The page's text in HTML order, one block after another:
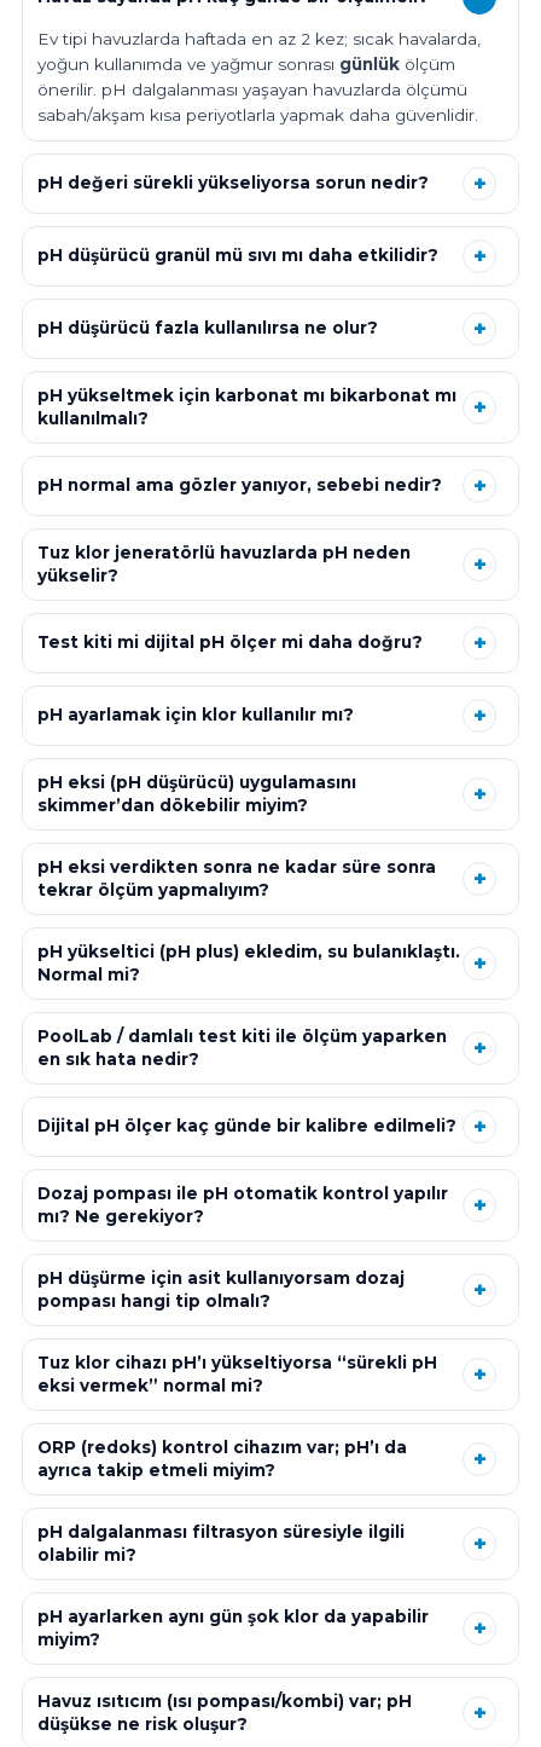
Ev tipi havuzlarda haftada en az 2 kez; sıcak havalarda,
yoğun kullanımda ve yağmur sonrası günlük ölçüm
önerilir. pH dalgalanması yaşayan havuzlarda ölçümü
sabah/akşam kısa periyotlarla yapmak daha güvenlidir.
pH değeri sürekli yükseliyorsa sorun nedir?
pH düşürücü granül mü sıvı mı daha etkilidir?
pH düşürücü fazla kullanılırsa ne olur?
pH yükseltmek için karbonat mı bikarbonat mı
kullanılmalı?
pH normal ama gözler yanıyor, sebebi nedir?
Tuz klor jeneratörlü havuzlarda pH neden
yükselir?
Test kiti mi dijital pH ölçer mi daha doğru?
pH ayarlamak için klor kullanılır mı?
pH eksi (pH düşürücü) uygulamasını
skimmer’dan dökebilir miyim?
pH eksi verdikten sonra ne kadar süre sonra
tekrar ölçüm yapmalıyım?
pH yükseltici (pH plus) ekledim, su bulanıklaştı.
Normal mi?
PoolLab / damlalı test kiti ile ölçüm yaparken
en sık hata nedir?
Dijital pH ölçer kaç günde bir kalibre edilmeli?
Dozaj pompası ile pH otomatik kontrol yapılır
mı? Ne gerekiyor?
pH düşürme için asit kullanıyorsam dozaj
pompası hangi tip olmalı?
Tuz klor cihazı pH’ı yükseltiyorsa “sürekli pH
eksi vermek” normal mi?
ORP (redoks) kontrol cihazım var; pH’ı da
ayrıca takip etmeli miyim?
pH dalgalanması filtrasyon süresiyle ilgili
olabilir mi?
pH ayarlarken aynı gün şok klor da yapabilir
miyim?
Havuz ısıtıcım (ısı pompası/kombi) var; pH
düşükse ne risk oluşur?